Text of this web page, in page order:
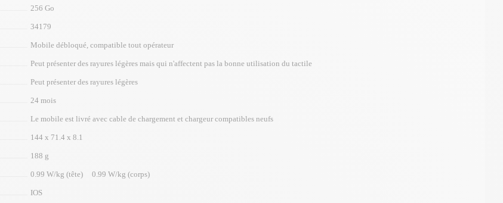
256 Go
34179
Mobile débloqué, compatible tout opérateur
Peut présenter des rayures légères mais qui n'affectent pas la bonne utilisation du tactile
Peut présenter des rayures légères
24 mois
Le mobile est livré avec cable de chargement et chargeur compatibles neufs
144 x 71.4 x 8.1
188 g
0.99 W/kg (tête) 0.99 W/kg (corps)
IOS